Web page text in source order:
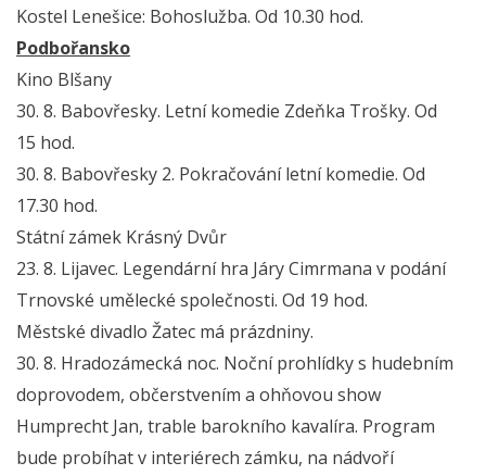
Kostel Lenešice: Bohoslužba. Od 10.30 hod.
Podbořansko
Kino Blšany
30. 8. Babovřesky. Letní komedie Zdeňka Trošky. Od
15 hod.
30. 8. Babovřesky 2. Pokračování letní komedie. Od
17.30 hod.
Státní zámek Krásný Dvůr
23. 8. Lijavec. Legendární hra Járy Cimrmana v podání
Trnovské umělecké společnosti. Od 19 hod.
Městské divadlo Žatec má prázdniny.
30. 8. Hradozámecká noc. Noční prohlídky s hudebním
doprovodem, občerstvením a ohňovou show
Humprecht Jan, trable barokního kavalíra. Program
bude probíhat v interiérech zámku, na nádvoří